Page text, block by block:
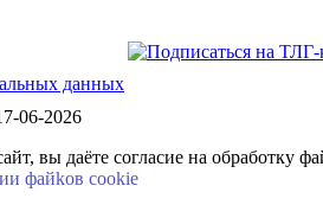
данных
06-2026
вы даёте согласие на обработку
файkов cookie